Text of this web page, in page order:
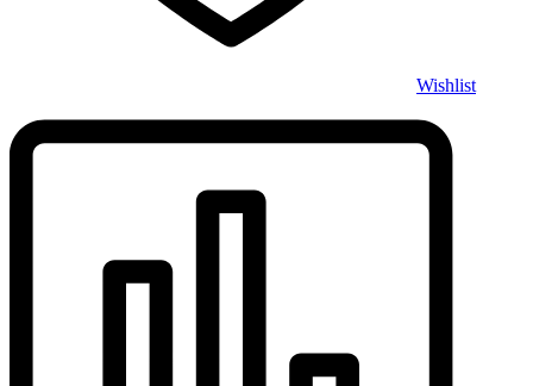
Wishlist